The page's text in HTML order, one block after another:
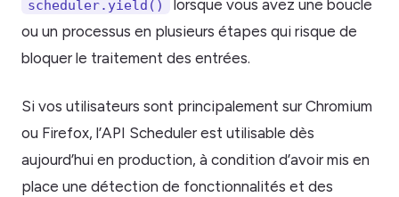
scheduler.yield()
lorsque vous avez une boucle
ou un processus en plusieurs étapes qui risque de
bloquer le traitement des entrées.
Si vos utilisateurs sont principalement sur Chromium
ou Firefox, l’API Scheduler est utilisable dès
aujourd’hui en production, à condition d’avoir mis en
place une détection de fonctionnalités et des